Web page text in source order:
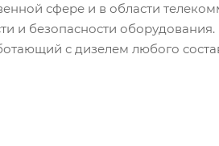
сфере и в области
и безопасности
с дизелем любого